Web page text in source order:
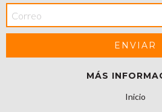
MÁS
Inicio